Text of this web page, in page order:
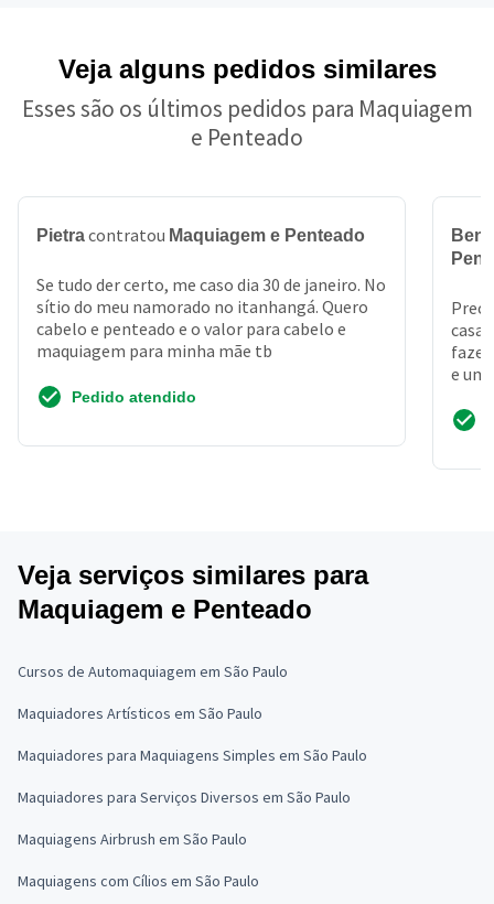
Veja alguns pedidos similares
Esses são os últimos pedidos para Maquiagem
e Penteado
Pietracontratou Maquiagem e Penteado
Se tudo der certo, me caso dia 30 de janeiro. No
sítio do meu namorado no itanhangá. Quero
cabelo e penteado e o valor para cabelo e
maquiagem para minha mãe tb
Pedido atendido
e
Veja serviços similares para
Maquiagem e Penteado
Cursos de Automaquiagem em São Paulo
Maquiadores Artísticos em São Paulo
Maquiadores para Maquiagens Simples em São Paulo
Maquiadores para Serviços Diversos em São Paulo
Maquiagens Airbrush em São Paulo
Maquiagens com Cílios em São Paulo